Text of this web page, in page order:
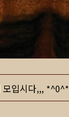
입시다,,, *^0^*